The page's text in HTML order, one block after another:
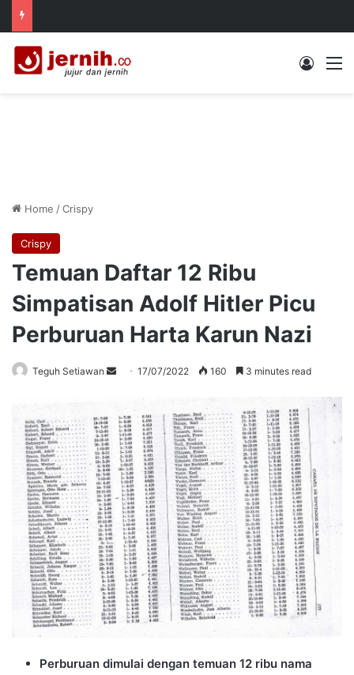
Log In
Home /Crispy
Crispy
Temuan Daftar 12 Ribu
Simpatisan Adolf Hitler Picu
Perburuan Harta Karun Nazi
Teguh Setiawan
Send
email
17/07/2022 160 3 minutes read
Perburuan dimulai dengan temuan 12 ribu nama